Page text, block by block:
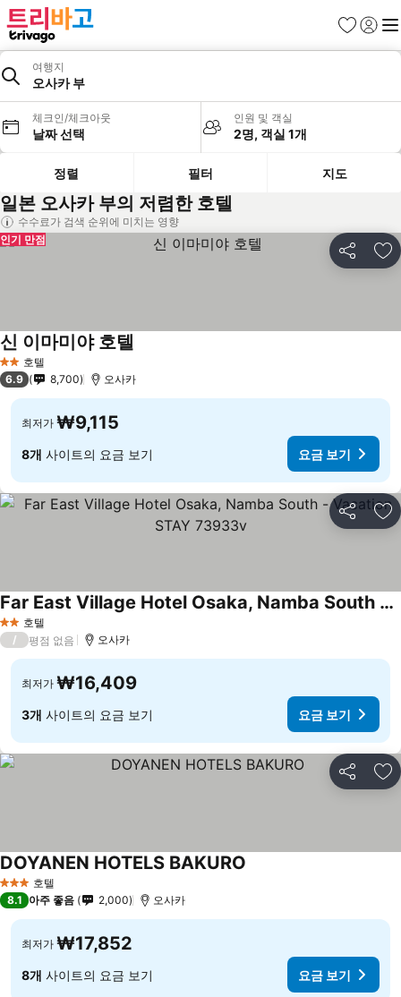
즐겨찾기
로그인
메
여행지
오사카 부
체크인/체크아웃
날짜 선택
인원 및 객실
2명, 객실 1개
정렬 필터 지도
일본 오사카 부의 저렴한 호텔
수수료가 검색 순위에 미치는 영향
공유 즐
인기 만점
2 성급호텔
신 이마미야 호텔
6.9 8,700 오사카
최저가 ₩9,115
8개 사이트의 요금 보기 요금 보기
공유 즐
2 성급호텔
Far East Village Hotel Osaka, Namba South - Vacation STAY 73933v
요금 보기
/ 평점 없음 오사카
최저가 ₩16,409
3개 사이트의 요금 보기 요금 보기
공유 즐
3 성급 호텔
DOYANEN HOTELS BAKURO
8.1 아주 좋음 2,000 오사카
최저가 ₩17,852
8개 사이트의 요금 보기 요금 보기